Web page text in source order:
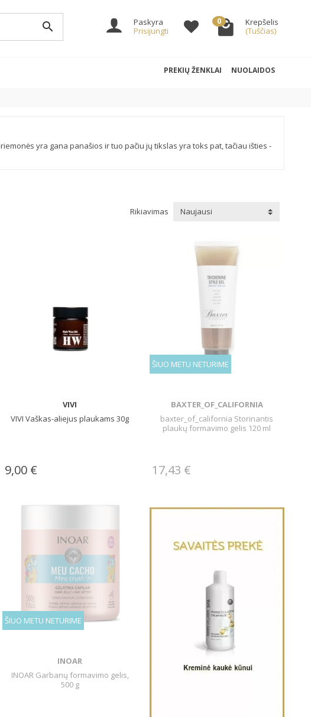
search
Paskyra
Prisijungti
0
Krepšelis
(Tuščias)
PREKIŲ ŽENKLAI NUOLAIDOS
yra gana panašios ir tuo pačiu jų tikslas yra toks pat, tačiau išties -
Rikiavimas Naujausi
VIVI
VIVI Vaškas-aliejus plaukams 30g
9,00 €
ŠIUO METU NETURIME
BAXTER_OF_CALIFORNIA
baxter_of_california Storinantis
plaukų formavimo gelis 120 ml
17,43 €
ŠIUO METU NETURIME
INOAR
INOAR Garbanų formavimo gelis,
500 g